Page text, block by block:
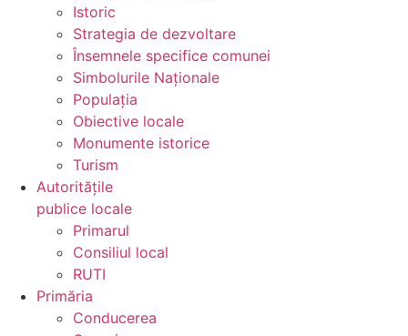
Istoric
Strategia de dezvoltare
Însemnele specifice comunei
Simbolurile Naționale
Populația
Obiective locale
Monumente istorice
Turism
Autoritățile
publice locale
Primarul
Consiliul local
RUTI
Primăria
Conducerea